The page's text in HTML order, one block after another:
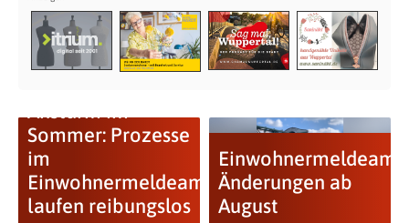
Ansturm im
Sommer: Prozesse
im
Einwohnermeldeamt
laufen reibungslos
Einwohnermeldeamt:
Änderungen ab
August